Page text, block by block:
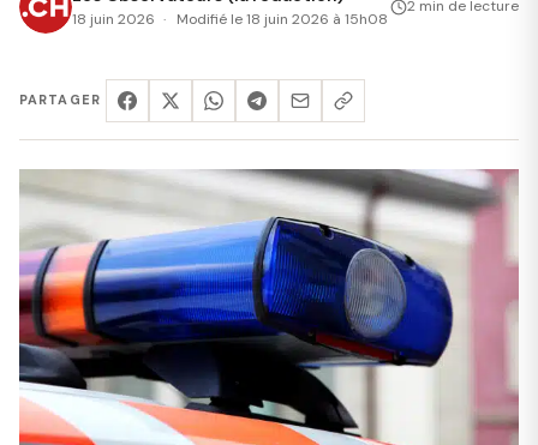
18 juin 2026 Modifié le 18 juin 2026 à 15h08
2 min de lecture
PARTAGER